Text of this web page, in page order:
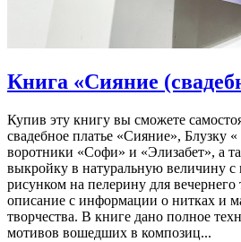
Книга «Сияние
Купив эту книгу вы сможете
свадебное платье «Сияние», Блузку
воротники «Софи» и «Элизабет», а
выкройку в натуральную величину
рисунком на пелерину для вечернего
описание с информации о нитках и
творчества. В книге дано полное
мотивов вошедших в композиц...